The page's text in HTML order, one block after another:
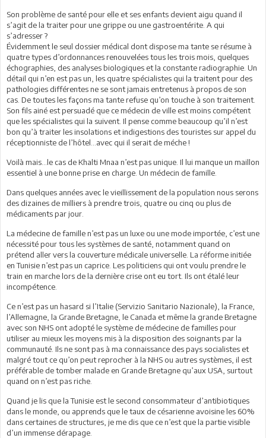
Son problème de santé pour elle et ses enfants devient aigu quand il
s’agit de la traiter pour une grippe ou une gastroentérite. A qui
s’adresser ?
Évidemment le seul dossier médical dont dispose ma tante se résume à
quatre types d’ordonnances renouvelées tous les trois mois, quelques
échographies, des analyses biologiques et la constante radiographie. Un
détail qui n’en est pas un, les quatre spécialistes qui la traitent pour des
pathologies différentes ne se sont jamais entretenus à propos de son
cas. De toutes les façons ma tante refuse qu’on touche à son traitement.
Son fils ainé est persuadé que ce médecin de ville est moins compétent
que les spécialistes qui la suivent. Il pense comme beaucoup qu’il n’est
bon qu’à traiter les insolations et indigestions des touristes sur appel du
réceptionniste de l’hôtel…avec qui il serait de méche !
Voilà mais…le cas de Khalti Mnaa n’est pas unique. Il lui manque un maillon
essentiel à une bonne prise en charge. Un médecin de famille.
Dans quelques années avec le vieillissement de la population nous serons
des dizaines de milliers à prendre trois, quatre ou cinq ou plus de
médicaments par jour.
La médecine de famille n’est pas un luxe ou une mode importée, c’est une
nécessité pour tous les systèmes de santé, notamment quand on
prétend aller vers la couverture médicale universelle. La réforme initiée
en Tunisie n’est pas un caprice. Les politiciens qui ont voulu prendre le
train en marche lors de la dernière crise ont eu tort. Ils ont étalé leur
incompétence.
Ce n’est pas un hasard si l’Italie (Servizio Sanitario Nazionale), la France,
l’Allemagne, la Grande Bretagne, le Canada et même la grande Bretagne
avec son NHS ont adopté le système de médecine de familles pour
utiliser au mieux les moyens mis à la disposition des soignants par la
communauté. Ils ne sont pas à ma connaissance des pays socialistes et
malgré tout ce qu’on peut reprocher à la NHS ou autres systèmes, il est
préférable de tomber malade en Grande Bretagne qu’aux USA, surtout
quand on n’est pas riche.
Quand je lis que la Tunisie est le second consommateur d’antibiotiques
dans le monde, ou apprends que le taux de césarienne avoisine les 60%
dans certaines de structures, je me dis que ce n’est que la partie visible
d’un immense dérapage.